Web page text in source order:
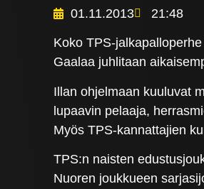
01.11.2013 21:48
Koko TPS-
Gaalaa juhlitaan
Illan ohjelmaan kuuluvat
lupaavin pelaaja,
Myös TPS-kannattajien
TPS:n naisten
Nuoren joukkueen